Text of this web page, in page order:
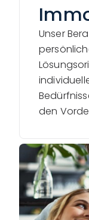
Unser
den